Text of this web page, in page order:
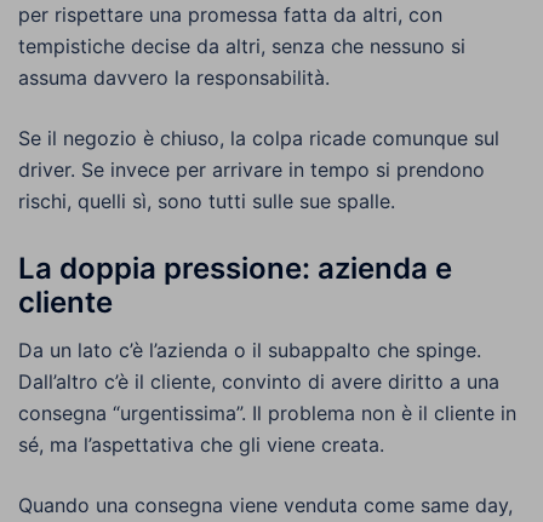
per rispettare una promessa fatta da altri, con
tempistiche decise da altri, senza che nessuno si
assuma davvero la responsabilità.
Se il negozio è chiuso, la colpa ricade comunque sul
driver. Se invece per arrivare in tempo si prendono
rischi, quelli sì, sono tutti sulle sue spalle.
La doppia pressione: azienda e
cliente
Da un lato c’è l’azienda o il subappalto che spinge.
Dall’altro c’è il cliente, convinto di avere diritto a una
consegna “urgentissima”. Il problema non è il cliente in
sé, ma l’aspettativa che gli viene creata.
Quando una consegna viene venduta come same day,